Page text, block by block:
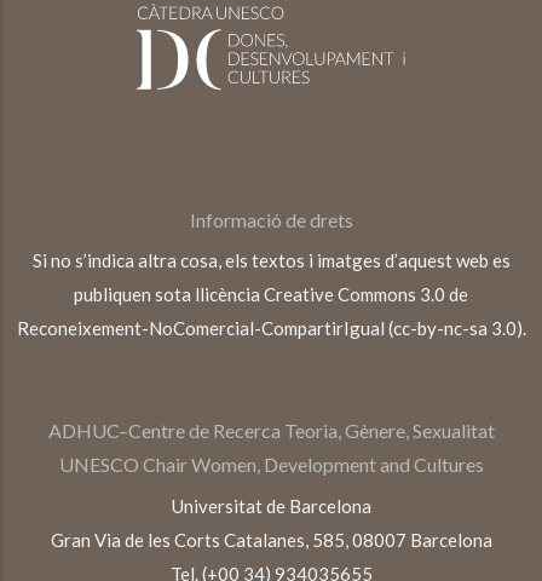
Informació de drets
Si no s’indica altra cosa, els textos i imatges d’aquest web es
publiquen sota llicència Creative Commons 3.0 de
Reconeixement-NoComercial-CompartirIgual (cc-by-nc-sa 3.0).
ADHUC–Centre de Recerca Teoria, Gènere, Sexualitat
UNESCO Chair Women, Development and Cultures
Universitat de Barcelona
Gran Via de les Corts Catalanes, 585, 08007 Barcelona
Tel. (+00 34) 934035655